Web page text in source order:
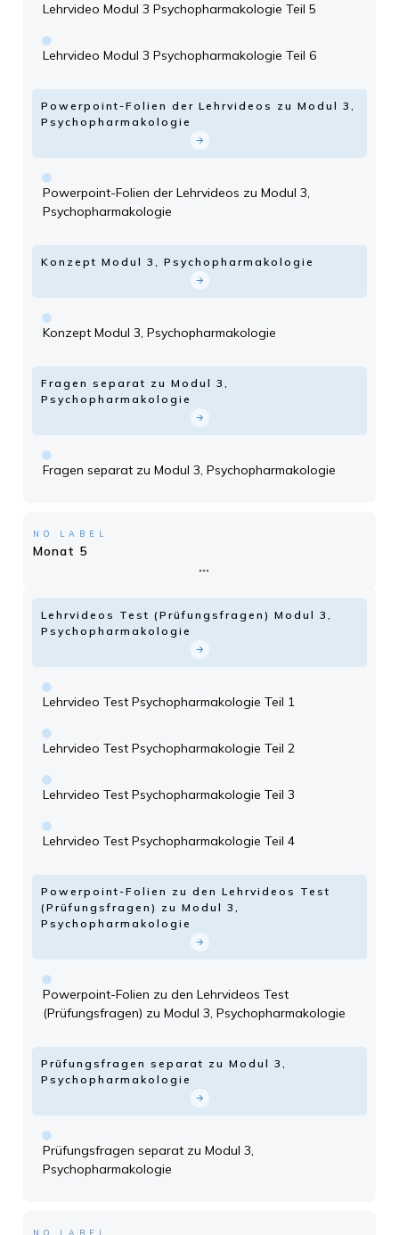
Lehrvideo Modul 3 Psychopharmakologie Teil 5
Lehrvideo Modul 3 Psychopharmakologie Teil 6
Powerpoint-Folien der Lehrvideos zu Modul 3,
Psychopharmakologie
Powerpoint-Folien der Lehrvideos zu Modul 3,
Psychopharmakologie
Konzept Modul 3, Psychopharmakologie
Konzept Modul 3, Psychopharmakologie
Fragen separat zu Modul 3,
Psychopharmakologie
Fragen separat zu Modul 3, Psychopharmakologie
NO LABEL
Monat 5
Lehrvideos Test (Prüfungsfragen) Modul 3,
Psychopharmakologie
Lehrvideo Test Psychopharmakologie Teil 1
Lehrvideo Test Psychopharmakologie Teil 2
Lehrvideo Test Psychopharmakologie Teil 3
Lehrvideo Test Psychopharmakologie Teil 4
Powerpoint-Folien zu den Lehrvideos Test
(Prüfungsfragen) zu Modul 3,
Psychopharmakologie
Powerpoint-Folien zu den Lehrvideos Test
(Prüfungsfragen) zu Modul 3, Psychopharmakologie
Prüfungsfragen separat zu Modul 3,
Psychopharmakologie
Prüfungsfragen separat zu Modul 3,
Psychopharmakologie
NO LABEL